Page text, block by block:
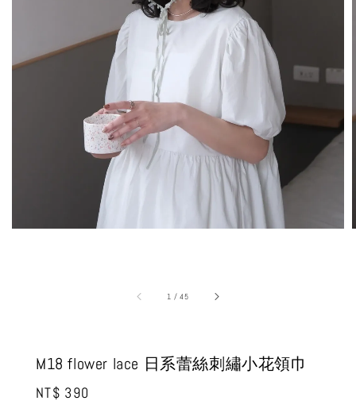
1 /45
M18 flower lace 日系蕾絲刺繡小花領巾
Regular
NT$ 390